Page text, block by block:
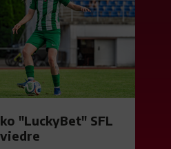
"LuckyBet" SFL